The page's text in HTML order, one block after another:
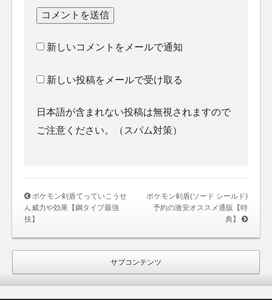
新しいコメントをメールで通知
新しい投稿をメールで受け取る
日本語が含まれない投稿は無視されますので
ご注意ください。（スパム対策）
ポケモン剣盾てっていこうせ
ん威力や効果【鋼タイプ最強
技】
ポケモン剣盾(ソード シールド)
予約の激安オススメ通販【特
典】
サブコンテンツ